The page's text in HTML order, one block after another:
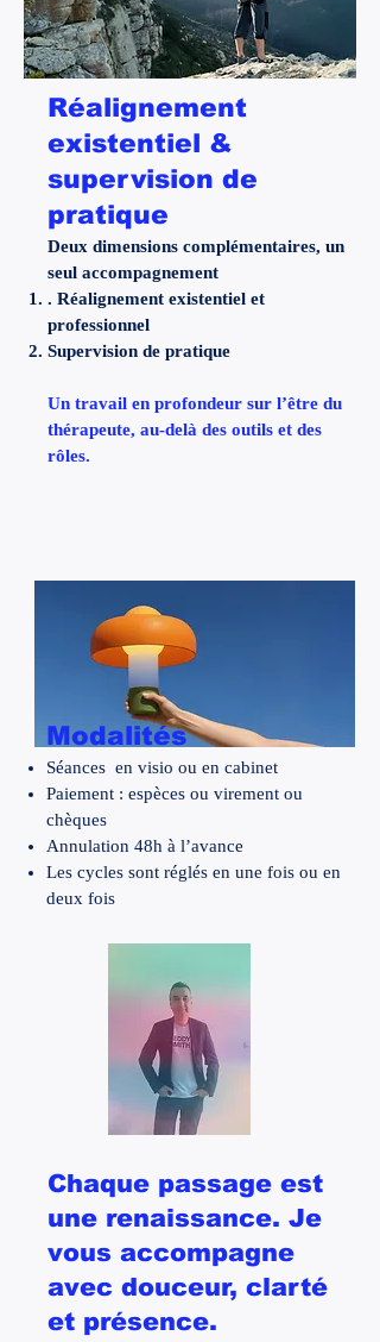
Réalignement
existentiel &
supervision de
pratique
Deux dimensions complémentaires, un
seul accompagnement
. Réalignement existentiel et
professionnel
Supervision de pratique
Un travail en profondeur sur l’être du
thérapeute, au-delà des outils et des
rôles.
Modalités
Séances en visio ou en cabinet
Paiement : espèces ou virement ou
chèques
Annulation 48h à l’avance
Les cycles sont réglés en une fois ou en
deux fois
Chaque passage est
une renaissance. Je
vous accompagne
avec douceur, clarté
et présence.